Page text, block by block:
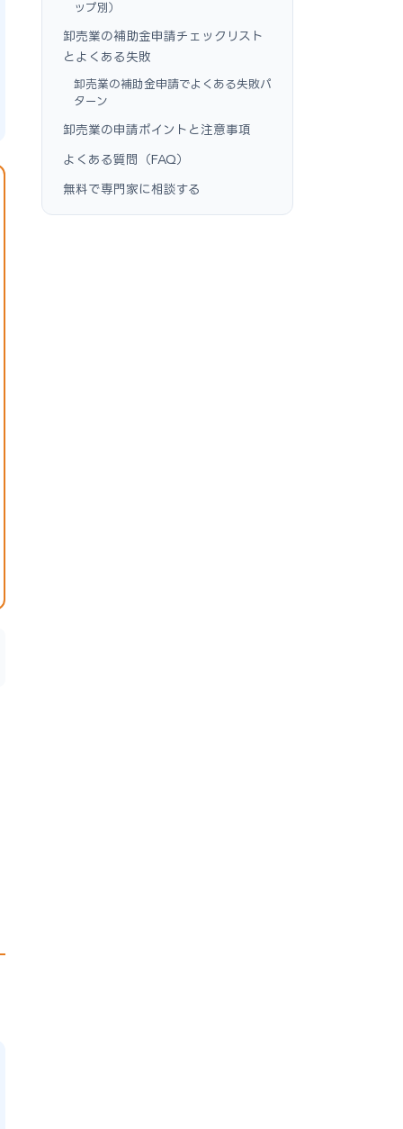
ップ別）
卸売業の補助金申請チェックリスト
とよくある失敗
卸売業の補助金申請でよくある失敗パ
ターン
卸売業の申請ポイントと注意事項
よくある質問（FAQ）
無料で専門家に相談する